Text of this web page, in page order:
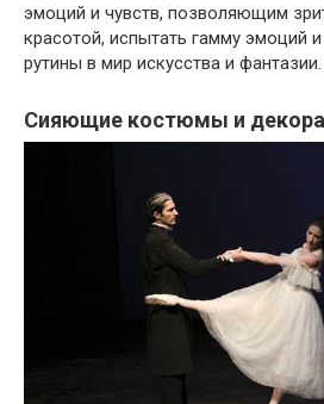
эмоций и чувств, позволяющим
красотой, испытать гамму эмоций
рутины в мир искусства и фантазии.
Сияющие костюмы и